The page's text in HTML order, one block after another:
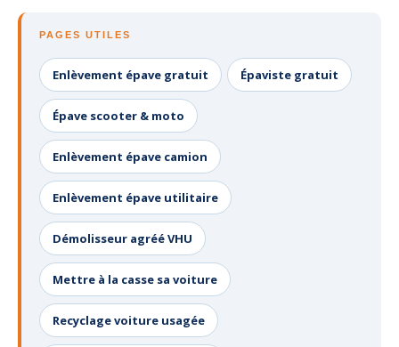
PAGES UTILES
Enlèvement épave gratuit Épaviste gratuit
Épave scooter & moto
Enlèvement épave camion
Enlèvement épave utilitaire
Démolisseur agréé VHU
Mettre à la casse sa voiture
Recyclage voiture usagée